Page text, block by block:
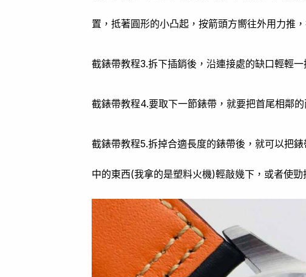
置，抵著圓形的小凸起，按箭頭方嚮往外用力推
截錶帶教程3.拆下插銷後，沿連接處的缺口輕輕
截錶帶教程4.要取下一節錶帶，就要把首尾相鄰的
截錶帶教程5.拆掉合適長度的錶帶後，就可以把
中的東西(我拿的是塑料火機)輕敲幾下，或者使